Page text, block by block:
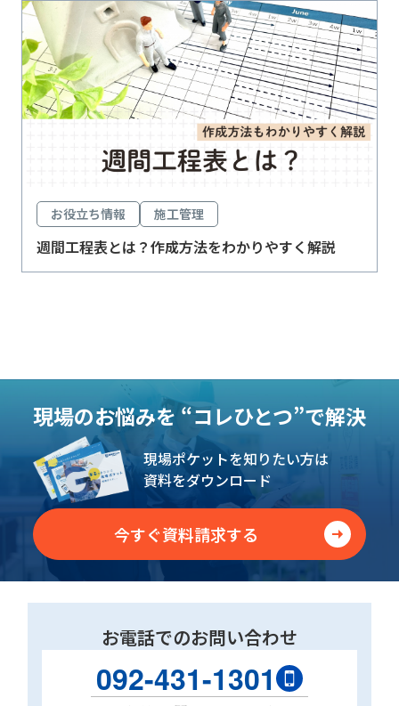
お役立ち情報 施工管理
週間工程表とは？作成方法をわかりやすく解説
現場のお悩みを “コレひとつ”で解決
現場ポケットを知りたい方は
資料をダウンロード
今すぐ資料請求する
お電話でのお問い合わせ
092-431-1301
無料体験セミナー
“無制限で ”